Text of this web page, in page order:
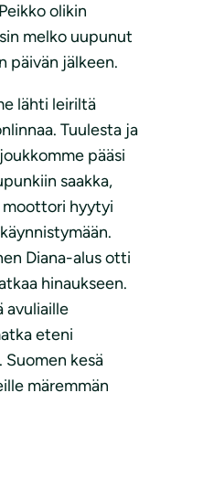
olikin
melko uupunut
päivän jälkeen.
lähti leiriltä
Tuulesta ja
pääsi
saakka,
hyytyi
Diana-alus otti
hinaukseen.
avuliaille
eteni
Suomen kesä
märemmän